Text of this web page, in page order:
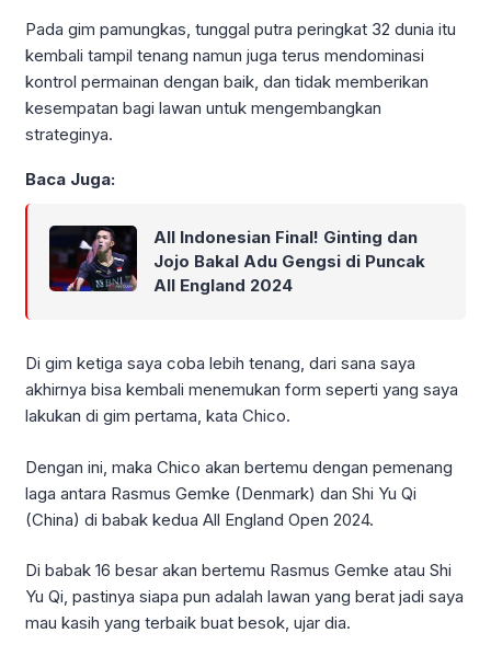
Pada gim pamungkas, tunggal putra peringkat 32 dunia itu
kembali tampil tenang namun juga terus mendominasi
kontrol permainan dengan baik, dan tidak memberikan
kesempatan bagi lawan untuk mengembangkan
strateginya.
Baca Juga:
All Indonesian Final! Ginting dan
Jojo Bakal Adu Gengsi di Puncak
All England 2024
Di gim ketiga saya coba lebih tenang, dari sana saya
akhirnya bisa kembali menemukan form seperti yang saya
lakukan di gim pertama, kata Chico.
Dengan ini, maka Chico akan bertemu dengan pemenang
laga antara Rasmus Gemke (Denmark) dan Shi Yu Qi
(China) di babak kedua All England Open 2024.
Di babak 16 besar akan bertemu Rasmus Gemke atau Shi
Yu Qi, pastinya siapa pun adalah lawan yang berat jadi saya
mau kasih yang terbaik buat besok, ujar dia.